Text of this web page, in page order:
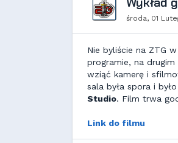
środa, 01
Nie byliście na ZTG
programie, na drugim
wziąć kamerę i
sala była spora i
Studio. Film trwa
Link do filmu